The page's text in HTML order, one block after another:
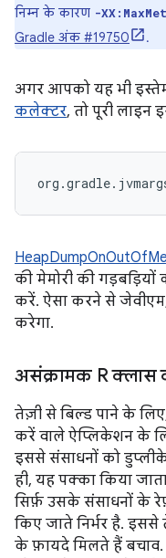
निम्न के कारण -
Gradle अंक #19750
.
अगर आपको यह भी
कलेक्टर, तो पूरी लाइन
की मेमोरी की
करें. ऐसा करने से
करेगा.
असंक्रामक R क्लास
तेज़ी से बिल्ड पाने के लिए,
करें वाले ऐप्लिकेशन के
इससे संसाधनों को
ही, यह पक्का किया
सिर्फ़ उसके संसाधनों के
किए जाते निर्भर है.
के फ़ायदे मिलते हैं बचाव.